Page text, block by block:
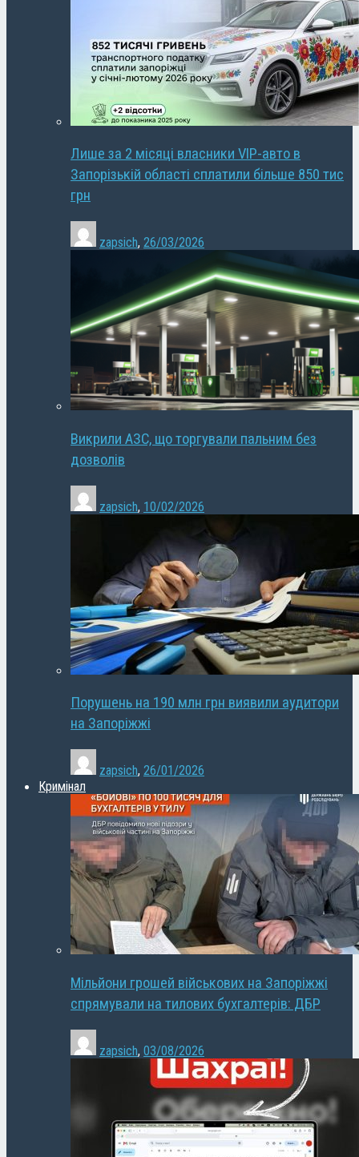
Лише за 2 місяці власники VIP-авто в
Запорізькій області сплатили більше 850 тис
грн
zapsich, 26/03/2026
Викрили АЗС, що торгували пальним без
дозволів
zapsich, 10/02/2026
Порушень на 190 млн грн виявили аудитори
на Запоріжжі
zapsich, 26/01/2026
Кримінал
Мільйони грошей військових на Запоріжжі
спрямували на тилових бухгалтерів: ДБР
zapsich, 03/08/2026